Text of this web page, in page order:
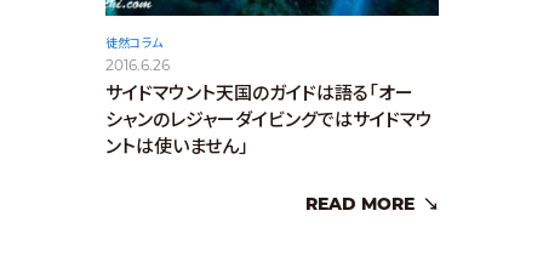
徒然コラム
2016.6.26
サイドマウント天国のガイドは語る「オー
シャンのレジャーダイビングではサイドマウ
ントは使いません」
READ MORE